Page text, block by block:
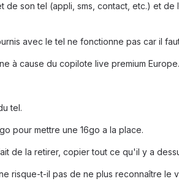
de son tel (appli, sms, contact, etc.) et
avec le tel ne fonctionne pas car il
à cause du copilote live premium Europe.
tel.
pour mettre une 16go a la place.
de la retirer, copier tout ce qu'il y a
risque-t-il pas de ne plus reconnaître le